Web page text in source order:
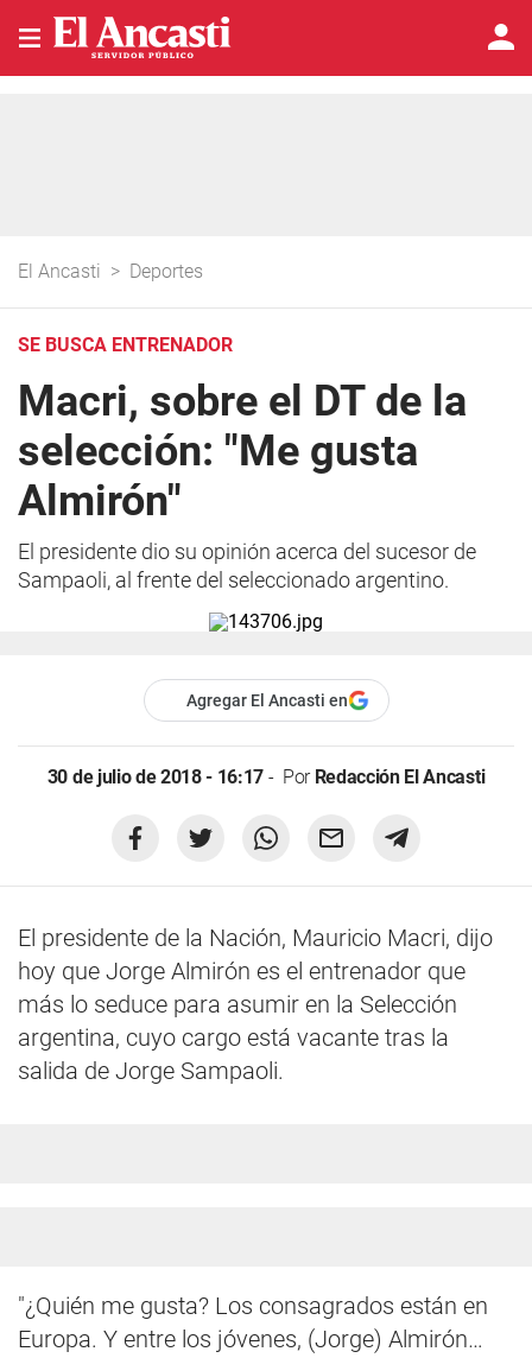
El Ancasti > Deportes
SE BUSCA ENTRENADOR
Macri, sobre el DT de la
selección: "Me gusta
Almirón"
El presidente dio su opinión acerca del sucesor de
Sampaoli, al frente del seleccionado argentino.
Agregar El Ancasti en
30 de julio de 2018 - 16:17 Por Redacción El Ancasti
El presidente de la Nación, Mauricio Macri, dijo
hoy que Jorge Almirón es el entrenador que
más lo seduce para asumir en la Selección
argentina, cuyo cargo está vacante tras la
salida de Jorge Sampaoli.
"¿Quién me gusta? Los consagrados están en
Europa. Y entre los jóvenes, (Jorge) Almirón…